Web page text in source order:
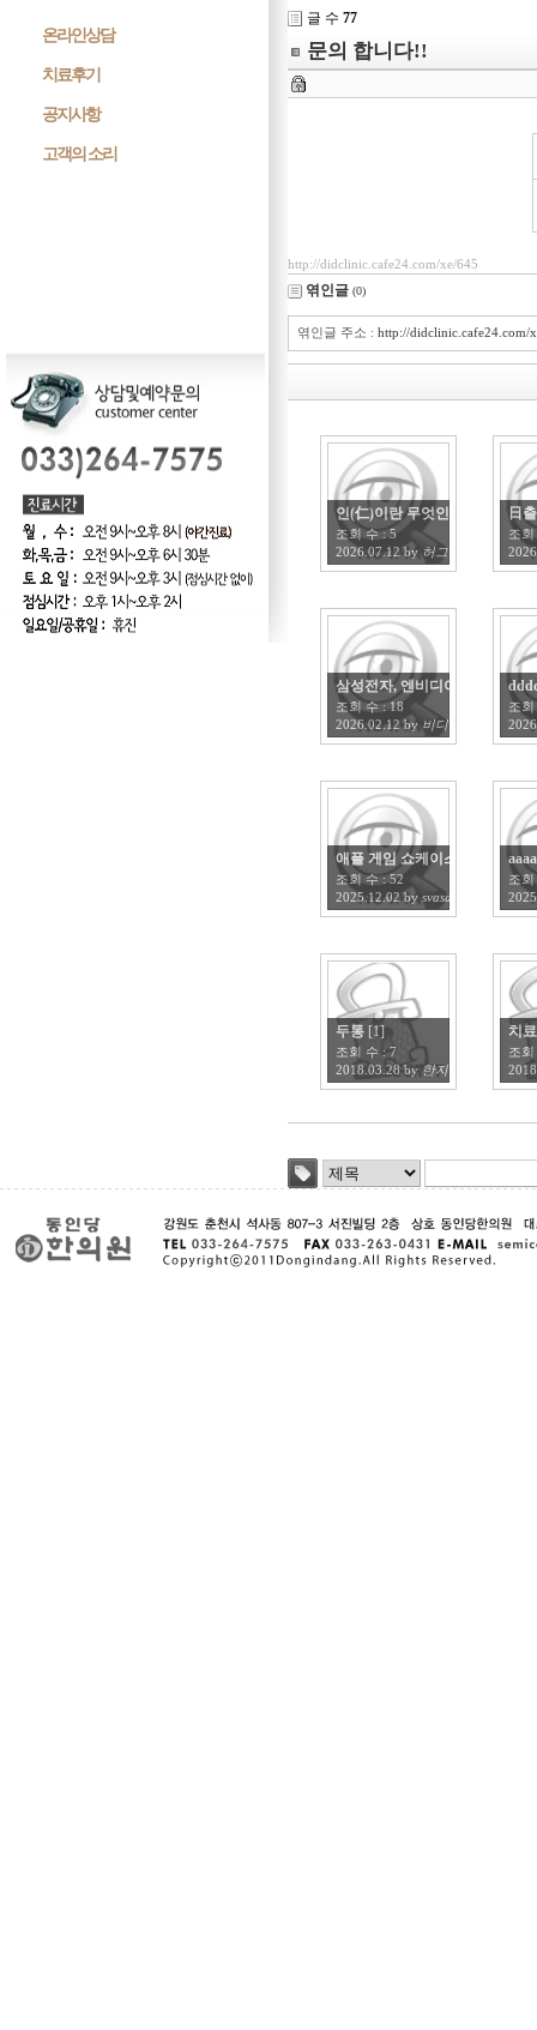
온라인상담
치료후기
공지사항
고객의 소리
글 수 77
문의 합니다!!
http://didclinic.cafe24.com/xe/645
엮인글 (0)
엮인글 주소 :http://didclinic.cafe24.com/
인(仁)이란 무엇인가?
조회 수 : 5
2026.07.12by 허그
日
조
삼성전자, 엔비디아에 '세계 최
조회 수 : 18
2026.02.12by 비디아
조
애플 게임 쇼케이스' 국내 첫
조회 수 : 52
2025.12.02by svasa
aaaa
조
두통 [1]
조회 수 :7
2018.03.28by한지현
치
조